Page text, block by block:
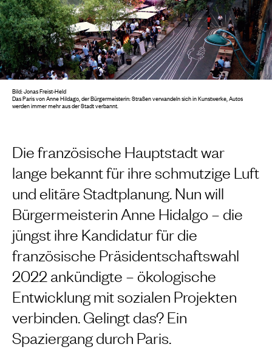
Die französische Hauptstadt war
lange bekannt für ihre schmutzige Luft
und elitäre Stadtplanung. Nun will
Bürgermeisterin Anne Hidalgo – die
jüngst ihre Kandidatur für die
französische Präsidentschaftswahl
2022 ankündigte – ökologische
Entwicklung mit sozialen Projekten
verbinden. Gelingt das? Ein
Spaziergang durch Paris.
Bild: Jonas Freist-Held
Das Paris von Anne Hildago, der Bürgermeisterin: Straßen verwandeln sich in Kunstwerke, Autos
werden immer mehr aus der Stadt verbannt.